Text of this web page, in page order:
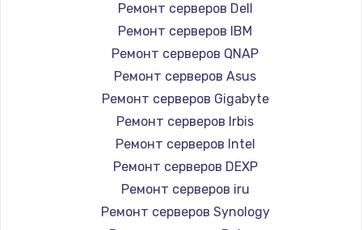
Ремонт серверов Dell
Ремонт серверов IBM
Ремонт серверов QNAP
Ремонт серверов Asus
Ремонт серверов Gigabyte
Ремонт серверов Irbis
Ремонт серверов Intel
Ремонт серверов DEXP
Ремонт серверов iru
Ремонт серверов Synology